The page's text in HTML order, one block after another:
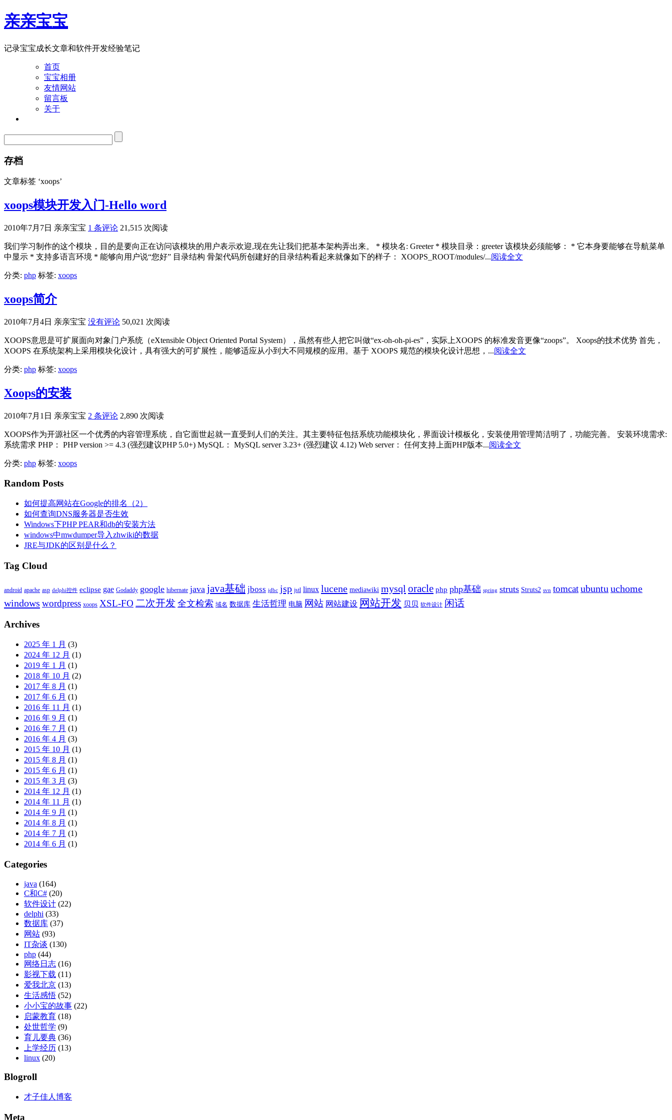
亲亲宝宝
记录宝宝成长文章和软件开发经验笔记
首页
宝宝相册
友情网站
留言板
关于
存档
文章标签 ‘xoops’
xoops模块开发入门-Hello word
2010年7月7日 亲亲宝宝 1 条评论 21,515 次阅读
我们学习制作的这个模块，目的是要向正在访问该模块的用户表示欢迎,现在先让我们把基本架构弄出来。 * 模块名: Greeter * 模块目录：greeter 该模块必须能够： * 它本身要能够在导航菜单
中显示 * 支持多语言环境 * 能够向用户说“您好” 目录结构 骨架代码所创建好的目录结构看起来就像如下的样子： XOOPS_ROOT/modules/...阅读全文
分类: php 标签: xoops
xoops简介
2010年7月4日 亲亲宝宝 没有评论 50,021 次阅读
XOOPS意思是可扩展面向对象门户系统（eXtensible Object Oriented Portal System），虽然有些人把它叫做“ex-oh-oh-pi-es”，实际上XOOPS 的标准发音更像“zoops”。 Xoops的技术优势 首先，
XOOPS 在系统架构上采用模块化设计，具有强大的可扩展性，能够适应从小到大不同规模的应用。基于 XOOPS 规范的模块化设计思想，...阅读全文
分类: php 标签: xoops
Xoops的安装
2010年7月1日 亲亲宝宝 2 条评论 2,890 次阅读
XOOPS作为开源社区一个优秀的内容管理系统，自它面世起就一直受到人们的关注。其主要特征包括系统功能模块化，界面设计模板化，安装使用管理简洁明了，功能完善。 安装环境需求:
系统需求 PHP： PHP version >= 4.3 (强烈建议PHP 5.0+) MySQL： MySQL server 3.23+ (强烈建议 4.12) Web server： 任何支持上面PHP版本...阅读全文
分类: php 标签: xoops
Random Posts
如何提高网站在Google的排名（2）
如何查询DNS服务器是否生效
Windows下PHP PEAR和db的安装方法
windows中mwdumper导入zhwiki的数据
JRE与JDK的区别是什么？
Tag Cloud
android apache asp delphi控件 eclipse gae Godaddy google hibernate java java基础 jboss jdbc jsp jstl linux lucene mediawiki mysql oracle php php基础 spring struts Struts2 svn tomcatubuntu uchome
windows wordpress xoops XSL-FO 二次开发 全文检索 域名 数据库 生活哲理 电脑 网站 网站建设 网站开发 贝贝 软件设计 闲话
Archives
2025 年 1 月 (3)
2024 年 12 月 (1)
2019 年 1 月 (1)
2018 年 10 月 (2)
2017 年 8 月 (1)
2017 年 6 月 (1)
2016 年 11 月 (1)
2016 年 9 月 (1)
2016 年 7 月 (1)
2016 年 4 月 (3)
2015 年 10 月 (1)
2015 年 8 月 (1)
2015 年 6 月 (1)
2015 年 3 月 (3)
2014 年 12 月 (1)
2014 年 11 月 (1)
2014 年 9 月 (1)
2014 年 8 月 (1)
2014 年 7 月 (1)
2014 年 6 月 (1)
Categories
java (164)
C和C# (20)
软件设计 (22)
delphi (33)
数据库 (37)
网站 (93)
IT杂谈 (130)
php (44)
网络日志 (16)
影视下载 (11)
爱我北京 (13)
生活感悟 (52)
小小宝的故事 (22)
启蒙教育 (18)
处世哲学 (9)
育儿要典 (36)
上学经历 (13)
linux (20)
Blogroll
才子佳人博客
Meta